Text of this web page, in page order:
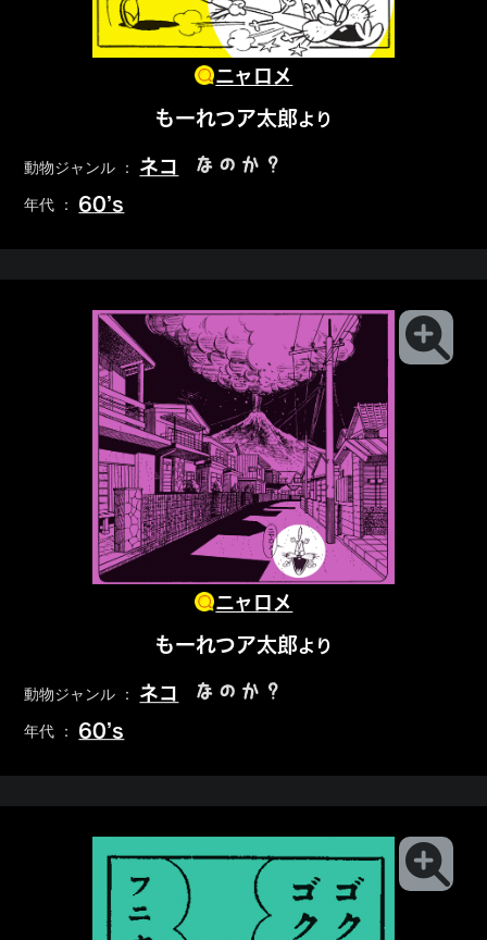
ニャロメ
もーれつア太郎より
動物ジャンル ： ネコ なのか？
年代 ： 60’s
ニャロメ
もーれつア太郎より
動物ジャンル ： ネコ なのか？
年代 ： 60’s